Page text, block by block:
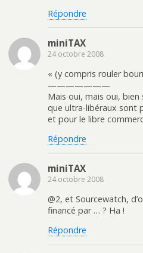
Répondre
miniTAX
24 octobre 2008
« (y compris rouler
———————
Mais oui, mais oui, bien
que ultra-libéraux sont
et pour le libre
Répondre
miniTAX
24 octobre 2008
@2, et Sourcewatch,
financé par … ? Ha !
Répondre